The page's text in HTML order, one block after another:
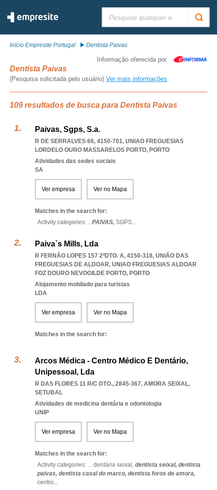
Início Empresite Portugal Dentista Paivas
Informação oferecida por
Dentista Paivas
(Pesquisa solicitada pelo usuário) Ver mais informações
109 resultados de busca para Dentista Paivas
Paivas, Sgps, S.a.
R DE SERRALVES 66, 4150-701, UNIAO FREGUESIAS
LORDELO OURO MASSARELOS PORTO, PORTO
Atividades das sedes sociais
SA
Ver empresa Ver no Mapa
Matches in the search for:
Activity categories: ...PAIVAS, SGPS...
Paiva`s Mills, Lda
R FERNÃO LOPES 157 2ºDTO. A, 4150-318, UNIÃO DAS
FREGUESIAS DE ALDOAR, UNIAO FREGUESIAS ALDOAR
FOZ DOURO NEVOGILDE PORTO, PORTO
Alojamento mobilado para turistas
LDA
Ver empresa Ver no Mapa
Matches in the search for:
Arcos Médica - Centro Médico E Dentário,
Unipessoal, Lda
R DAS FLORES 11 R/C DTO., 2845-367, AMORA SEIXAL,
SETUBAL
Atividades de medicina dentária e odontologia
UNIP
Ver empresa Ver no Mapa
Matches in the search for:
Activity categories: ... dentária seixal, dentista seixal, dentista
paivas, dentista casal do marco, dentista foros de amora,
centro...